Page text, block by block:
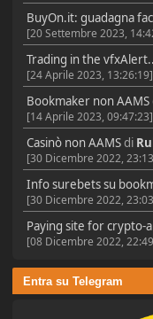
BuyOn.it: guadagna
[20 Settembre 2023,
Trading in the
[24 Aprile 2023, 13:26:19]
Bookmaker non AAMS
[14 Aprile 2023, 09:47:23]
Casinò non AAMSdi
[30 Dicembre 2022,
Info surebets su
[30 Dicembre 2022,
Paying site for crypto-
[08 Dicembre 2022,
Entra su Telegram